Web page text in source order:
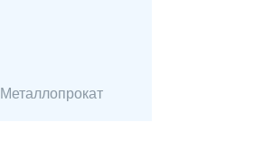
Металлопрокат